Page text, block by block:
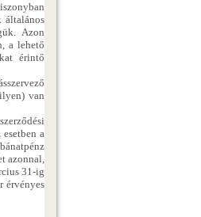
általános
Azon
a lehető
érintő
van
a
azonnal,
31-ig
érvényes